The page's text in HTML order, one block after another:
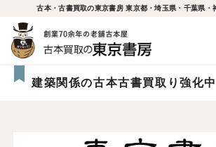
古本・古書買取の東京書房 東京都・埼玉県・千葉県・
建築関係の古本古書買取り強化中